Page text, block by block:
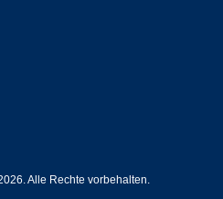
Alle Rechte vorbehalten.